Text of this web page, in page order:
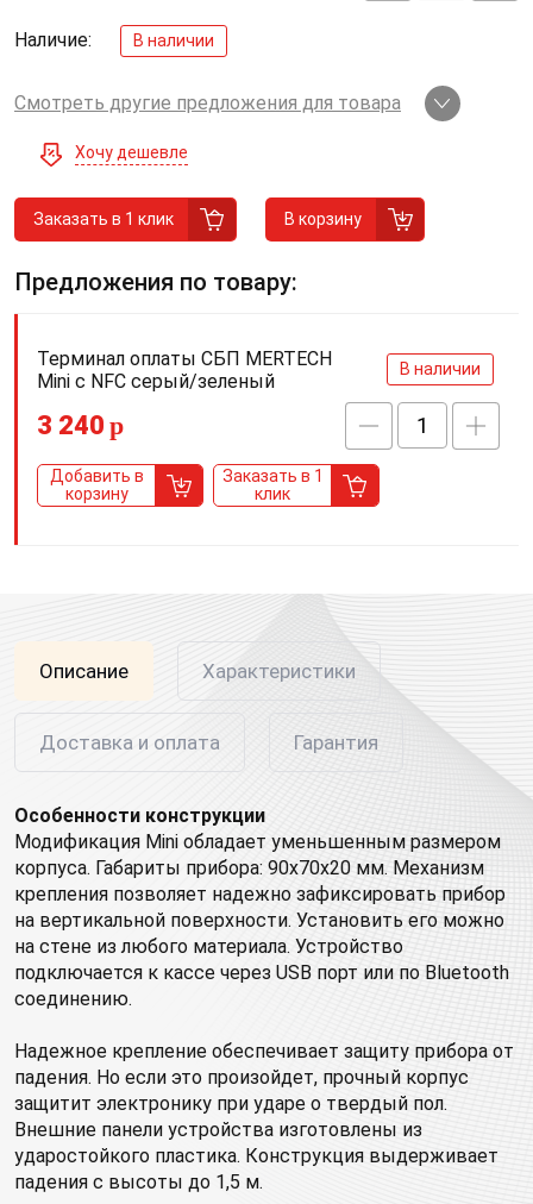
Наличие: В наличии
Смотреть другие предложения для товара
Хочу дешевле
Заказать в 1 клик В корзину
Предложения по товару:
Терминал оплаты СБП MERTECH
Mini с NFC серый/зеленый
В наличии
3 240 p
Добавить в
корзину
Заказать в 1
клик
Описание Характеристики
Доставка и оплата Гарантия
Особенности конструкции
Модификация Mini обладает уменьшенным размером
корпуса. Габариты прибора: 90х70х20 мм. Механизм
крепления позволяет надежно зафиксировать прибор
на вертикальной поверхности. Установить его можно
на стене из любого материала. Устройство
подключается к кассе через USB порт или по Bluetooth
соединению.
Надежное крепление обеспечивает защиту прибора от
падения. Но если это произойдет, прочный корпус
защитит электронику при ударе о твердый пол.
Внешние панели устройства изготовлены из
ударостойкого пластика. Конструкция выдерживает
падения с высоты до 1,5 м.